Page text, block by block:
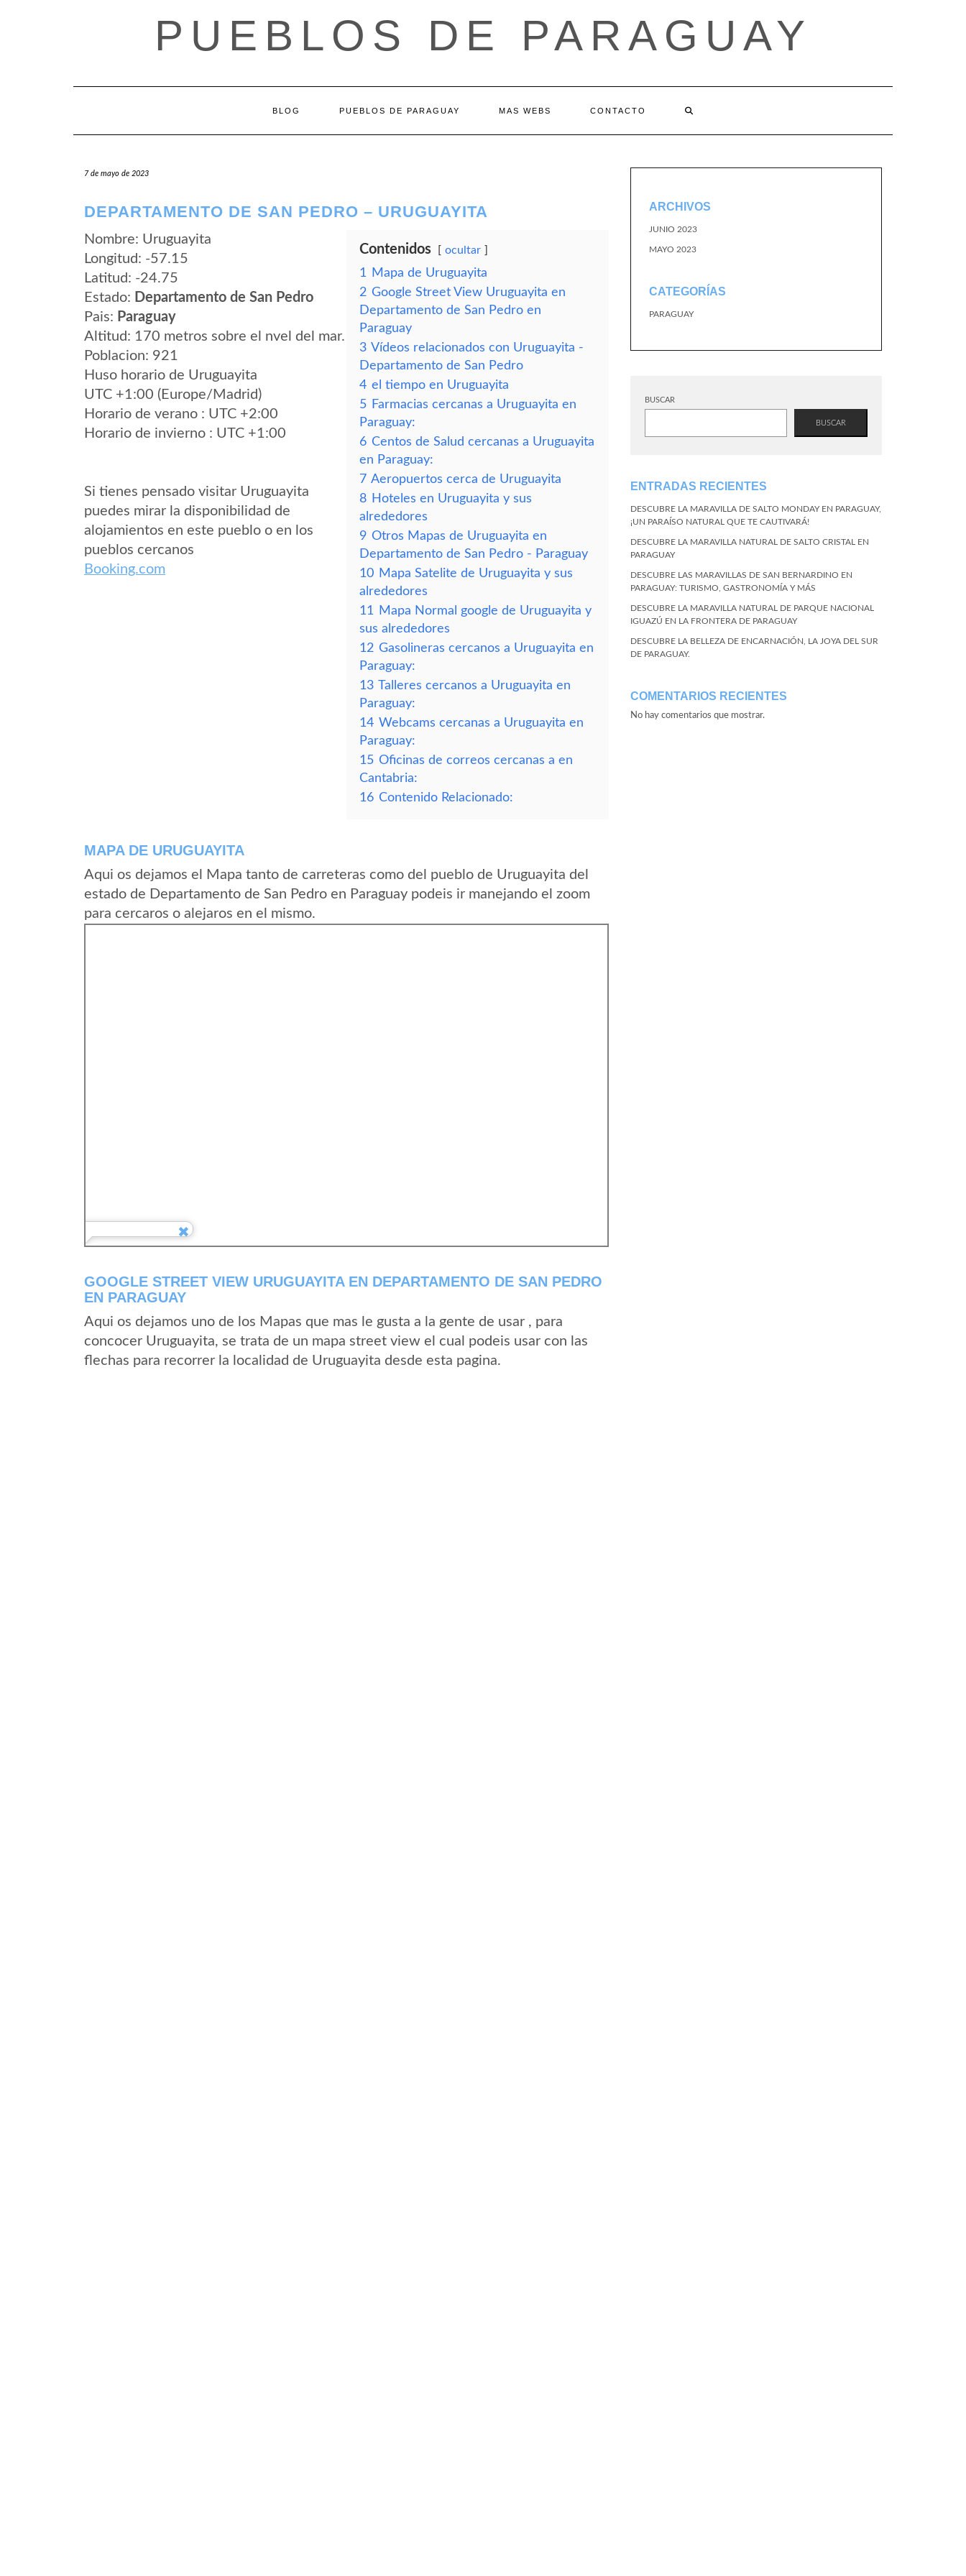
PUEBLOS DE PARAGUAY
BLOG PUEBLOS DE PARAGUAY MAS WEBS CONTACTO
7 de mayo de 2023
DEPARTAMENTO DE SAN PEDRO – URUGUAYITA
Nombre: Uruguayita
Longitud: -57.15
Latitud: -24.75
Estado: Departamento de San Pedro
Pais: Paraguay
Altitud: 170 metros sobre el nvel del mar.
Poblacion: 921
Huso horario de Uruguayita
UTC +1:00 (Europe/Madrid)
Horario de verano : UTC +2:00
Horario de invierno : UTC +1:00
Si tienes pensado visitar Uruguayita
puedes mirar la disponibilidad de
alojamientos en este pueblo o en los
pueblos cercanos
Booking.com
Contenidos ocultar
1
Mapa de Uruguayita
2 Google Street View Uruguayita en
Departamento de San Pedro en
Paraguay
3 Vídeos relacionados con Uruguayita -
Departamento de San Pedro
4 el tiempo en Uruguayita
5 Farmacias cercanas a Uruguayita en
Paraguay:
6 Centos de Salud cercanas a Uruguayita
en Paraguay:
7 Aeropuertos cerca de Uruguayita
8 Hoteles en Uruguayita y sus
alrededores
9 Otros Mapas de Uruguayita en
Departamento de San Pedro - Paraguay
10 Mapa Satelite de Uruguayita y sus
alrededores
11
Mapa Normal google de Uruguayita y
sus alrededores
12 Gasolineras cercanos a Uruguayita en
Paraguay:
13 Talleres cercanos a Uruguayita en
Paraguay:
14 Webcams cercanas a Uruguayita en
Paraguay:
15 Oficinas de correos cercanas a en
Cantabria:
16 Contenido Relacionado:
MAPA DE URUGUAYITA
Aqui os dejamos el Mapa tanto de carreteras como del pueblo de Uruguayita del
estado de Departamento de San Pedro en Paraguay podeis ir manejando el zoom
para cercaros o alejaros en el mismo.
GOOGLE STREET VIEW URUGUAYITA EN DEPARTAMENTO DE SAN PEDRO
EN PARAGUAY
Aqui os dejamos uno de los Mapas que mas le gusta a la gente de usar , para
concocer Uruguayita, se trata de un mapa street view el cual podeis usar con las
flechas para recorrer la localidad de Uruguayita desde esta pagina.
ARCHIVOS
JUNIO 2023
MAYO 2023
CATEGORÍAS
PARAGUAY
BUSCAR
BUSCAR
ENTRADAS RECIENTES
DESCUBRE LA MARAVILLA DE SALTO MONDAY EN PARAGUAY,
¡UN PARAÍSO NATURAL QUE TE CAUTIVARÁ!
DESCUBRE LA MARAVILLA NATURAL DE SALTO CRISTAL EN
PARAGUAY
DESCUBRE LAS MARAVILLAS DE SAN BERNARDINO EN
PARAGUAY: TURISMO, GASTRONOMÍA Y MÁS
DESCUBRE LA MARAVILLA NATURAL DE PARQUE NACIONAL
IGUAZÚ EN LA FRONTERA DE PARAGUAY
DESCUBRE LA BELLEZA DE ENCARNACIÓN, LA JOYA DEL SUR
DE PARAGUAY.
COMENTARIOS RECIENTES
No hay comentarios que mostrar.